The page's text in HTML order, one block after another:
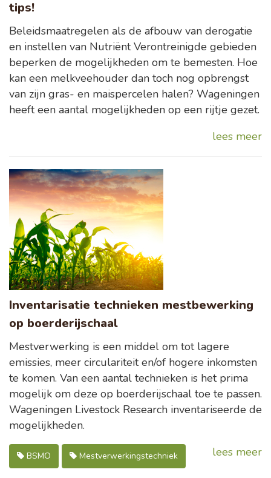
tips!
Beleidsmaatregelen als de afbouw van derogatie
en instellen van Nutriënt Verontreinigde gebieden
beperken de mogelijkheden om te bemesten. Hoe
kan een melkveehouder dan toch nog opbrengst
van zijn gras- en maispercelen halen? Wageningen
heeft een aantal mogelijkheden op een rijtje gezet.
lees meer
Inventarisatie technieken mestbewerking
op boerderijschaal
Mestverwerking is een middel om tot lagere
emissies, meer circulariteit en/of hogere inkomsten
te komen. Van een aantal technieken is het prima
mogelijk om deze op boerderijschaal toe te passen.
Wageningen Livestock Research inventariseerde de
mogelijkheden.
BSMO Mestverwerkingstechniek lees meer